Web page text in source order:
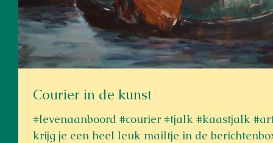
Courier in de kunst
#levenaanboord #courier #tjalk #kaastjalk #art #kunst #havengezichten Soms
krijg je een heel leuk mailtje in de